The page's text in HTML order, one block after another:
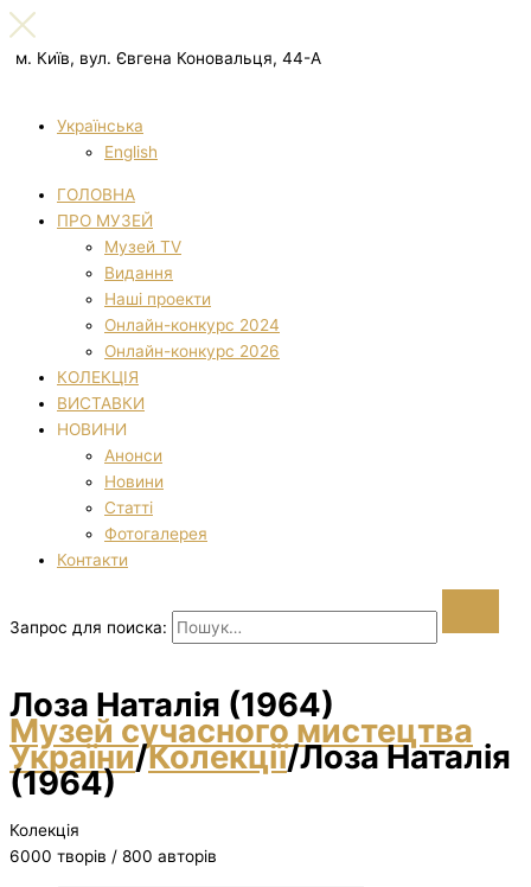
м. Київ, вул. Євгена Коновальця, 44-А
Українська
English
ГОЛОВНА
ПРО МУЗЕЙ
Музей TV
Видання
Наші проекти
Онлайн-конкурс 2024
Онлайн-конкурс 2026
КОЛЕКЦІЯ
ВИСТАВКИ
НОВИНИ
Анонси
Новини
Статті
Фотогалерея
Контакти
Запрос для поиска:
Лоза Наталія (1964)
Музей сучасного мистецтва
України/Колекції/Лоза Наталія
(1964)
Колекція
6000 творiв / 800 авторів